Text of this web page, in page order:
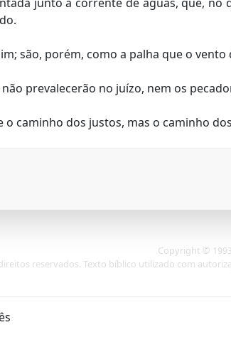
são, porém, como a palha que o vento
prevalecerão no juízo, nem os
o caminho dos justos, mas o caminho
Copyright ©
reservados. Texto bíblico utilizado com